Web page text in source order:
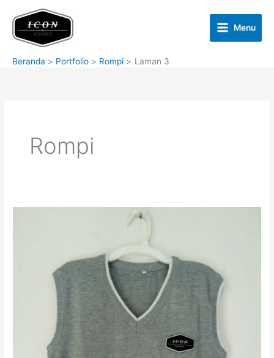
konten
Menu
Beranda Portfolio Rompi Laman 3
Rompi